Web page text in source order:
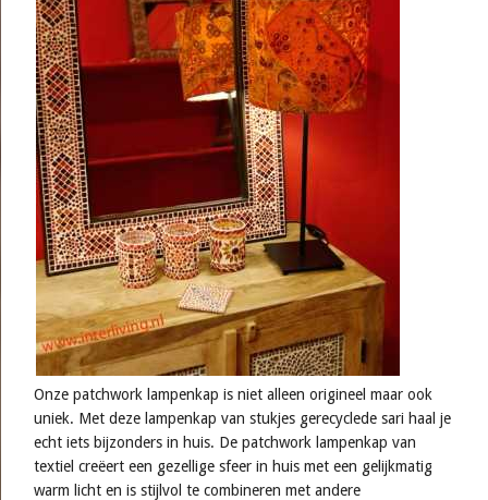
Onze patchwork lampenkap is niet alleen origineel maar ook
uniek. Met deze lampenkap van stukjes gerecyclede sari haal je
echt iets bijzonders in huis. De patchwork lampenkap van
textiel creëert een gezellige sfeer in huis met een gelijkmatig
warm licht en is stijlvol te combineren met andere